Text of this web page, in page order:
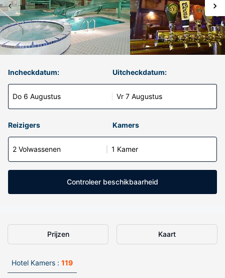
Incheckdatum:
Do 6 Augustus
Uitcheckdatum:
Vr 7 Augustus
Reizigers Kamers
2 Volwassenen 1 Kamer
Controleer beschikbaarheid
Prijzen Kaart
Hotel Kamers : 119